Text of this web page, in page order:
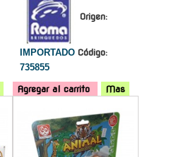
Origen:
IMPORTADO Código:
735855
Agregar al carrito
Mas